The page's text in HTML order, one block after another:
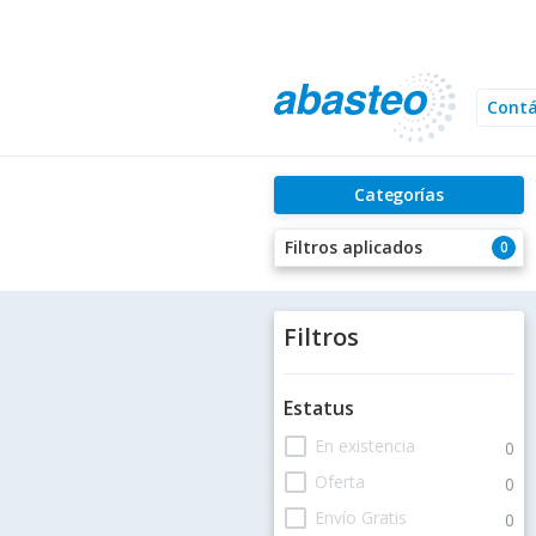
Categorías
0
Filtros aplicados
Filtros
Estatus
check_box_outline_blank En existencia 0
check_box_outline_blank Oferta 0
check_box_outline_blank Envío Gratis 0